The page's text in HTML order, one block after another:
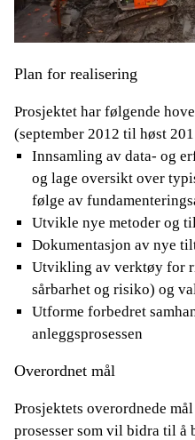
Plan for realisering
Prosjektet har følgende
(september 2012 til høst
Innsamling av data- og
og lage oversikt over
følge av
Utvikle nye metoder og
Dokumentasjon av nye
Utvikling av verktøy for
sårbarhet og risiko) og
Utforme forbedret
anleggsprosessen
Overordnet mål
Prosjektets overordnede
prosesser som vil bidra til å